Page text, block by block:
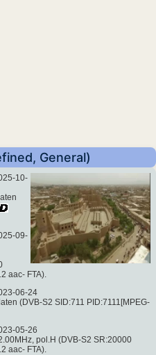
General)
10-
09-
aac- FTA).
06-24
(DVB-S2 SID:711 PID:7111[MPEG-
05-26
pol.H (DVB-S2 SR:20000
aac- FTA).